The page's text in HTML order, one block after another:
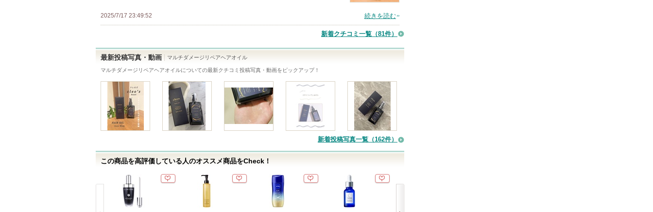
登
さ
れ
て
い
ま
ン
ー
に
お
気
登
さ
れ
て
2025/7/17 23:49:52 続きを読む
新着クチコミ一覧 （81件）
最新投稿写真・動画 マルチダメージリペアヘアオイル
マルチダメージリペアヘアオイルについての最新クチコミ投稿写真・動画をピックアップ！
新着投稿写真一覧（162件）
この商品を高評価している人のオススメ商品をCheck！